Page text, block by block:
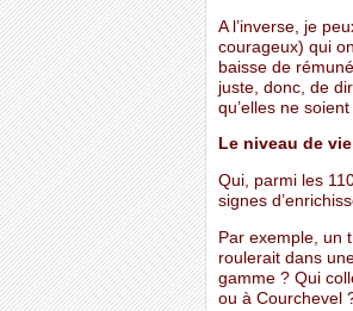
A l’inverse, je
courageux) qui
baisse de
juste, donc, de
qu’elles ne
Le niveau de
Qui, parmi les
signes
Par exemple, un
roulerait dans
gamme ? Qui
ou à Courchevel